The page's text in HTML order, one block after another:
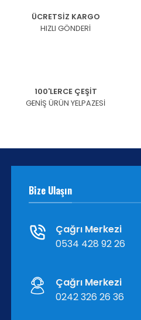
ÜCRETSİZ KARGO
HIZLI GÖNDERİ
100'LERCE ÇEŞİT
GENİŞ ÜRÜN YELPAZESİ
Bize Ulaşın
Çağrı Merkezi
0534 428 92 26
Çağrı Merkezi
0242 326 26 36